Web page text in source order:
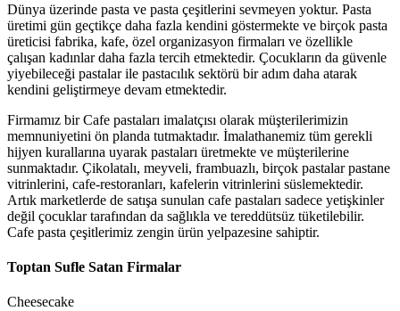
Dünya üzerinde pasta ve pasta çeşitlerini sevmeyen yoktur. Pasta
üretimi gün geçtikçe daha fazla kendini göstermekte ve birçok pasta
üreticisi fabrika, kafe, özel organizasyon firmaları ve özellikle
çalışan kadınlar daha fazla tercih etmektedir. Çocukların da güvenle
yiyebileceği pastalar ile pastacılık sektörü bir adım daha atarak
kendini geliştirmeye devam etmektedir.
Firmamız bir Cafe pastaları imalatçısı olarak müşterilerimizin
memnuniyetini ön planda tutmaktadır. İmalathanemiz tüm gerekli
hijyen kurallarına uyarak pastaları üretmekte ve müşterilerine
sunmaktadır. Çikolatalı, meyveli, frambuazlı, birçok pastalar pastane
vitrinlerini, cafe-restoranları, kafelerin vitrinlerini süslemektedir.
Artık marketlerde de satışa sunulan cafe pastaları sadece yetişkinler
değil çocuklar tarafından da sağlıkla ve tereddütsüz tüketilebilir.
Cafe pasta çeşitlerimiz zengin ürün yelpazesine sahiptir.
Toptan Sufle Satan Firmalar
Cheesecake